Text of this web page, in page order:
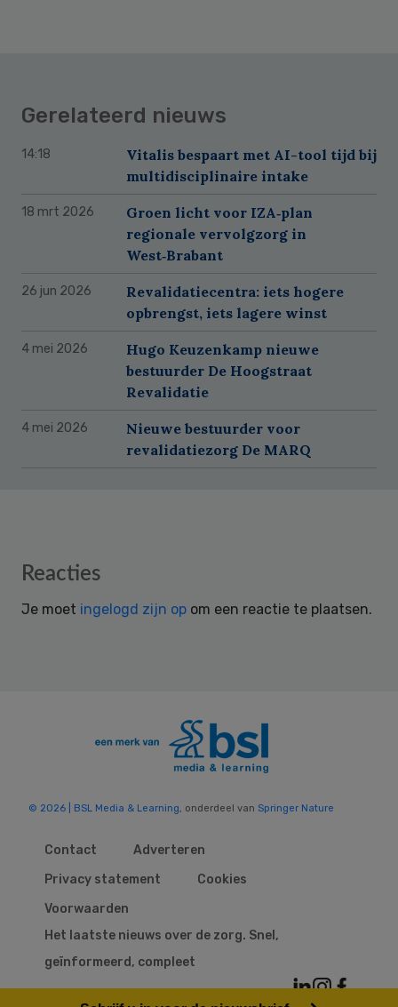
Gerelateerd nieuws
14:18
Vitalis bespaart met AI-tool tijd bij
multidisciplinaire intake
18 mrt 2026
Groen licht voor IZA‑plan
regionale vervolgzorg in
West‑Brabant
26 jun 2026
Revalidatiecentra: iets hogere
opbrengst, iets lagere winst
4 mei 2026
Hugo Keuzenkamp nieuwe
bestuurder De Hoogstraat
Revalidatie
4 mei 2026
Nieuwe bestuurder voor
revalidatiezorg De MARQ
Reader
Reacties
Je moet ingelogd zijn op om een reactie te plaatsen.
© 2026 | BSL Media & Learning , onderdeel van Springer Nature
Contact
Adverteren
Privacy statement
Cookies
Voorwaarden
Het laatste nieuws over de zorg. Snel,
geïnformeerd, compleet